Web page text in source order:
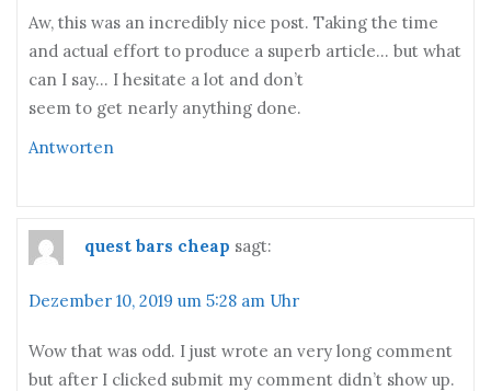
Aw, this was an incredibly nice post. Taking the time
and actual effort to produce a superb article… but what
can I say… I hesitate a lot and don’t
seem to get nearly anything done.
Antworten
quest bars cheap sagt:
Dezember 10, 2019 um 5:28 am Uhr
Wow that was odd. I just wrote an very long comment
but after I clicked submit my comment didn’t show up.